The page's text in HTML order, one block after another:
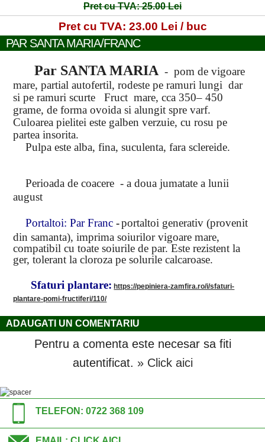
Pret cu TVA: 25.00 Lei
Pret cu TVA: 23.00 Lei / buc
PAR SANTA MARIA/FRANC
Par SANTA MARIA- pom de vigoare
mare, partial autofertil, rodeste pe ramuri lungi dar
si pe ramuri scurte Fruct mare, cca 350– 450
grame, de forma ovoida si alungit spre varf.
Culoarea pielitei este galben verzuie, cu rosu pe
partea insorita.
Pulpa este alba, fina, suculenta, fara sclereide.
Perioada de coacere - a doua jumatate a lunii
august
Portaltoi: Par Franc -portaltoi generativ (provenit
din samanta), imprima soiurilor vigoare mare,
compatibil cu toate soiurile de par. Este rezistent la
ger, tolerant la cloroza pe solurile calcaroase.
Sfaturi plantare: https://pepiniera-zamfira.ro/i/sfaturi-
plantare-pomi-fructiferi/110/
ADAUGATI UN COMENTARIU
Pentru a comenta este necesar sa fiti
autentificat. » Click aici
TELEFON: 0722 368 109